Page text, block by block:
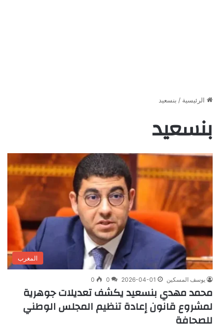
الرئيسية / بنسعيد
بنسعيد
المغرب
يوسف المسكين 2026-04-01
0
0
محمد مهدي بنسعيد يكشف تعديلات جوهرية
لمشروع قانون إعادة تنظيم المجلس الوطني
للصحافة